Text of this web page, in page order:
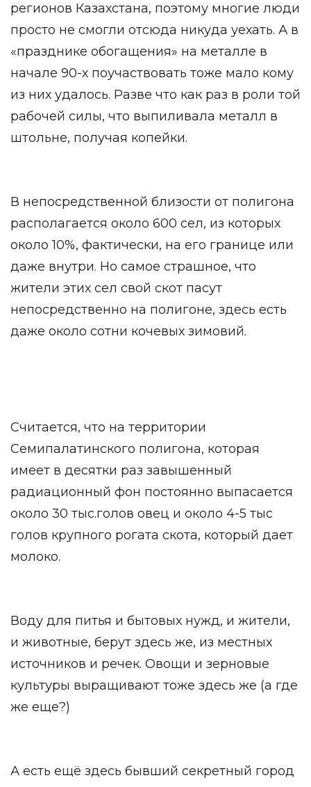
регионов Казахстана, поэтому многие люди
просто не смогли отсюда никуда уехать. А в
«празднике обогащения» на металле в
начале 90-х поучаствовать тоже мало кому
из них удалось. Разве что как раз в роли той
рабочей силы, что выпиливала металл в
штольне, получая копейки.
В непосредственной близости от полигона
располагается около 600 сел, из которых
около 10%, фактически, на его границе или
даже внутри. Но самое страшное, что
жители этих сел свой скот пасут
непосредственно на полигоне, здесь есть
даже около сотни кочевых зимовий.
Считается, что на территории
Семипалатинского полигона, которая
имеет в десятки раз завышенный
радиационный фон постоянно выпасается
около 30 тыс.голов овец и около 4-5 тыс
голов крупного рогата скота, который дает
молоко.
Воду для питья и бытовых нужд, и жители,
и животные, берут здесь же, из местных
источников и речек. Овощи и зерновые
культуры выращивают тоже здесь же (а где
же еще?)
А есть ещё здесь бывший секретный город